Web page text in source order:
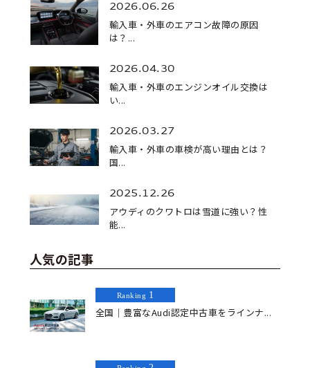
2026.06.26
輸入車・外車のエアコン故障の原因
は？...
2026.04.30
輸入車・外車のエンジンオイル交換は
い...
2026.03.27
輸入車・外車の車検が高い理由とは？
国...
2025.12.26
アウディのクワトロは雪道に強い？性
能...
人気の記事
Ranking 1
全国｜豊富なAudi認定中古車をラインナ...